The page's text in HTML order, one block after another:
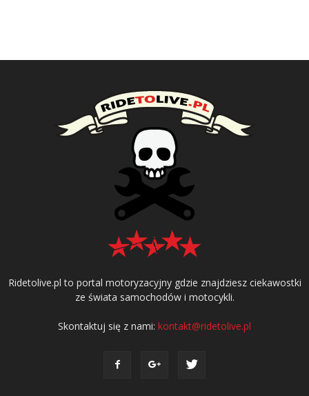
Ridetolive.pl to portal motoryzacyjny gdzie znajdziesz ciekawostki
ze świata samochodów i motocykli.
Skontaktuj się z nami: kontakt@ridetolive.pl